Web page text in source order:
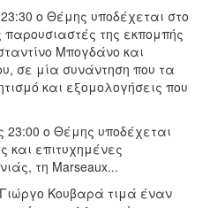
ο Θέμης υποδέχεται στο
παρουσιαστές της εκπομπής
Μπογδάνο και
σε μία συνάντηση που τα
και εξομολογήσεις που
23:00 ο Θέμης υποδέχεται
και επιτυχημένες
τη Marseaux...
Κουβαρά τιμά έναν